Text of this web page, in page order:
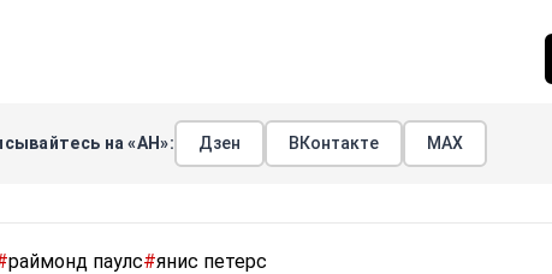
на «АН»: Дзен ВКонтакте МАХ
раймонд паулс#янис петерс